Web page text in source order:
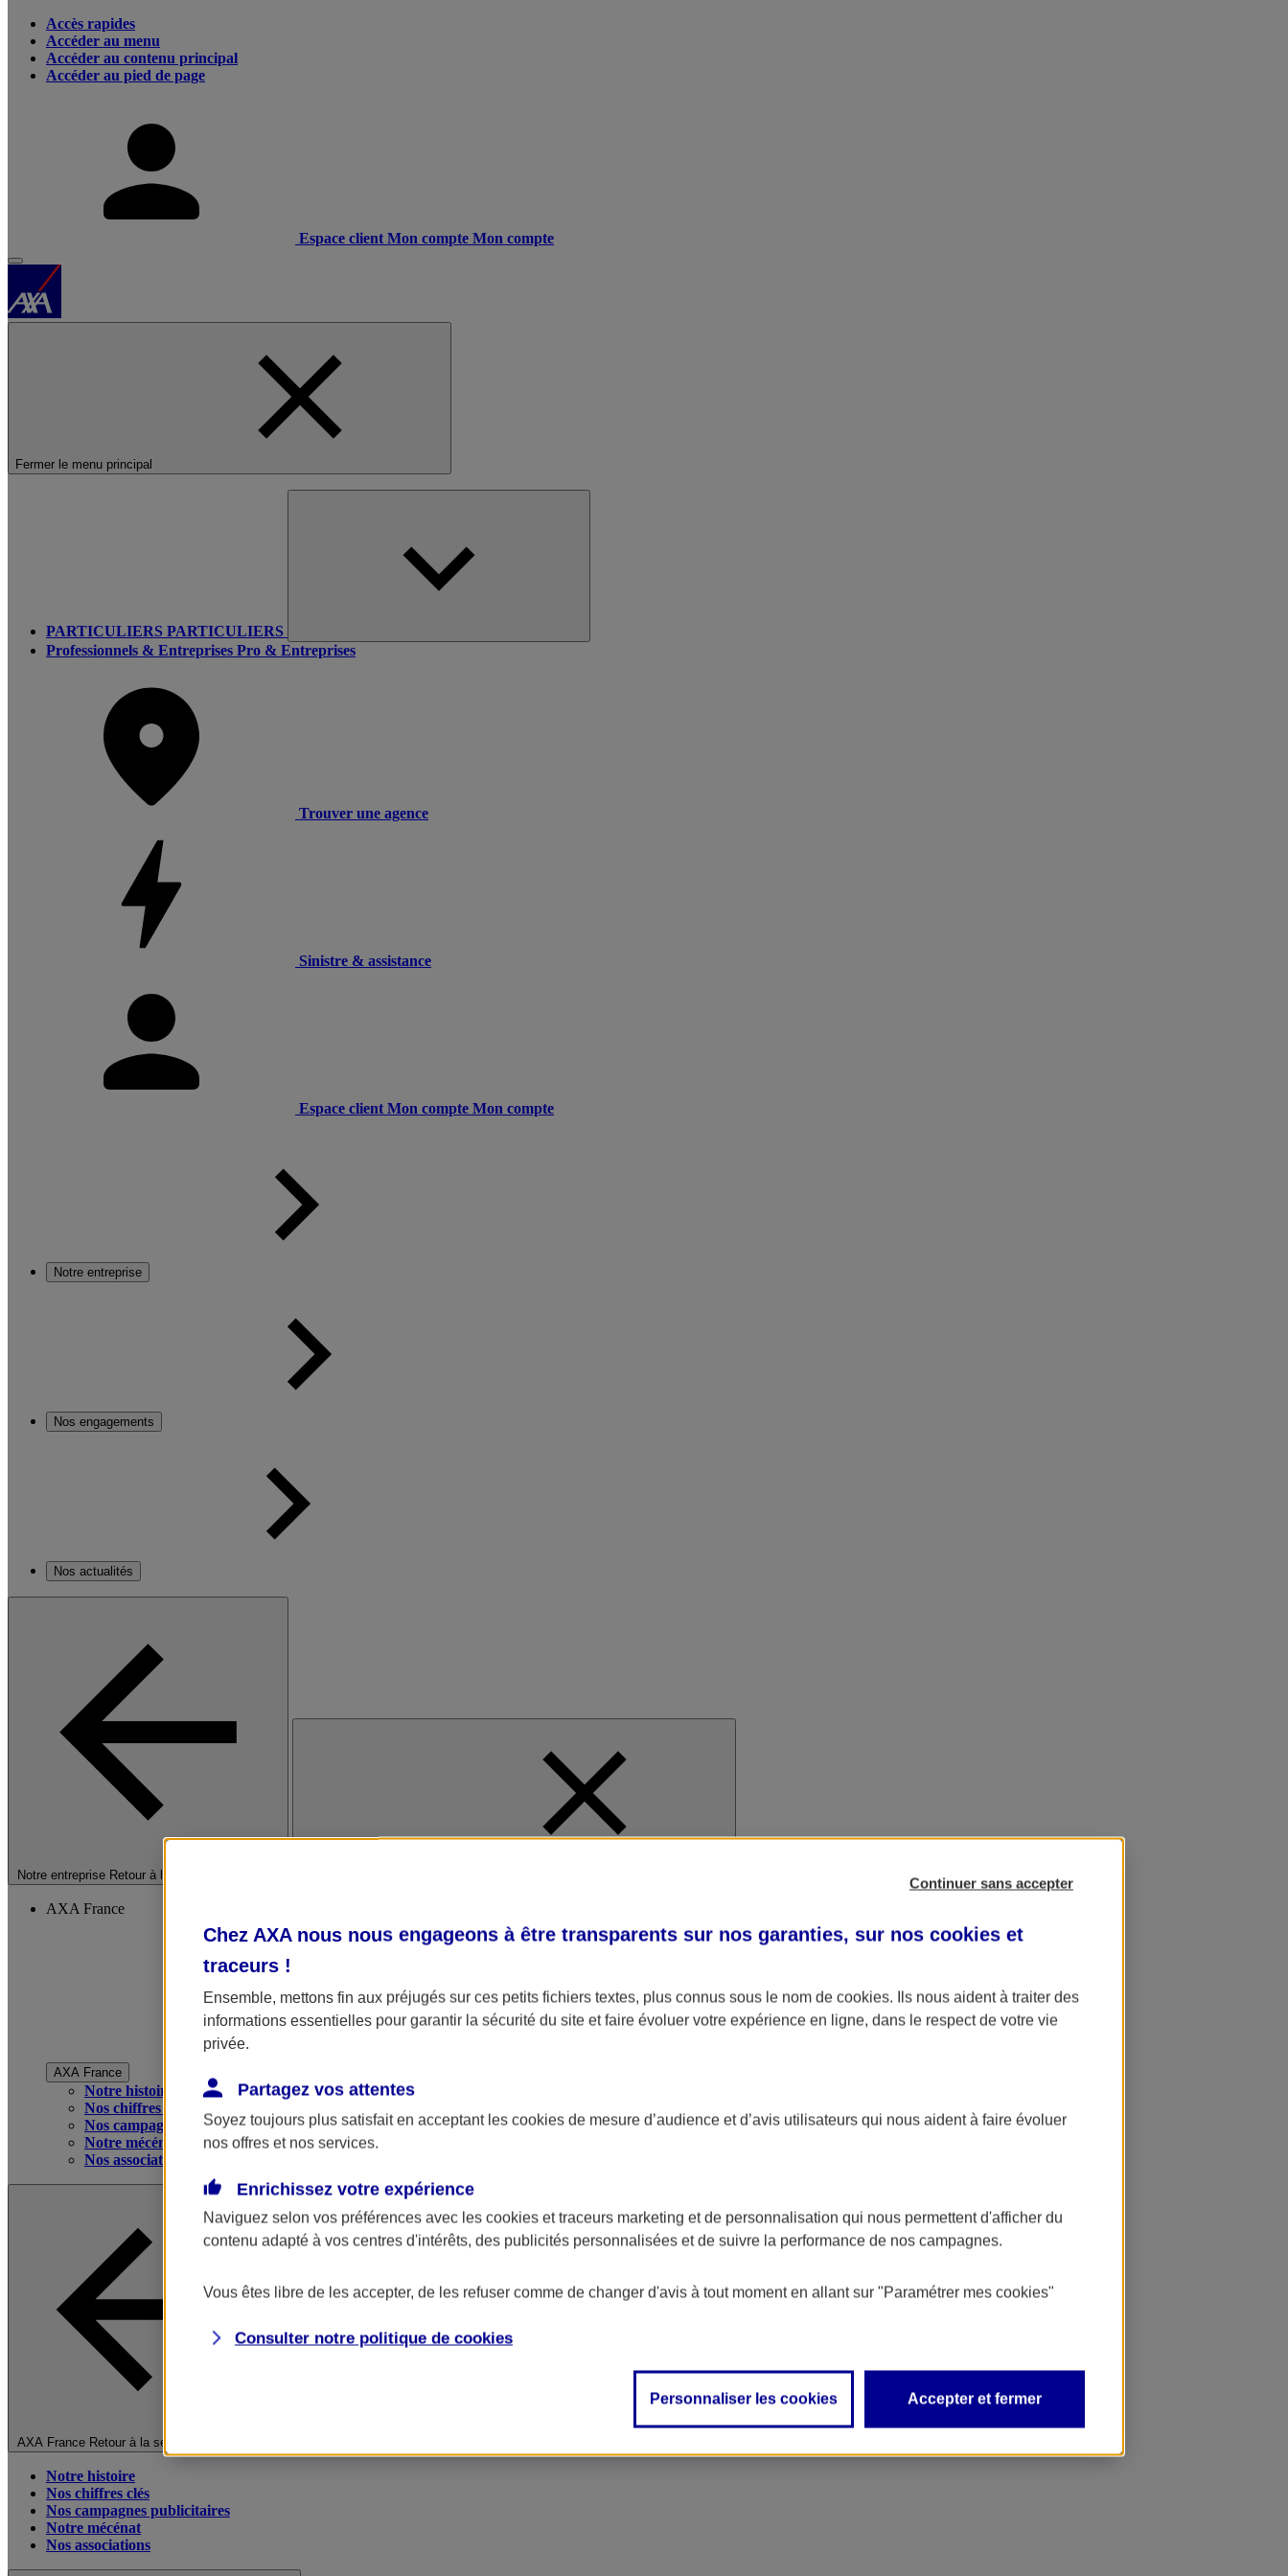
Accès rapides
Accéder au menu
Accéder au contenu principal
Accéder au pied de page
Espace client Mon compte Mon compte
Fermer le menu principal
PARTICULIERS PARTICULIERS
Professionnels & Entreprises Pro & Entreprises
Trouver une agence
Sinistre & assistance
Espace client Mon compte Mon compte
Notre entreprise
Nos engagements
Nos actualités
Notre entreprise Retour à la section précédente
AXA France
AXA France
Notre histoire
Nos chiffres clés
Nos campagnes publicitaires
Notre mécénat
Nos associations
AXA France Retour à la section précédente
Notre histoire
Nos chiffres clés
Nos campagnes publicitaires
Notre mécénat
Nos associations
Continuer sans accepter
Chez AXA nous nous engageons à être transparents sur nos garanties, sur nos cookies et
traceurs !
Ensemble, mettons fin aux préjugés sur ces petits fichiers textes, plus connus sous le nom de cookies. Ils nous aident à traiter des
informations essentielles pour garantir la sécurité du site et faire évoluer votre expérience en ligne, dans le respect de votre vie
privée.
Partagez vos attentes
Soyez toujours plus satisfait en acceptant les cookies de mesure d’audience et d’avis utilisateurs qui nous aident à faire évoluer
nos offres et nos services.
Enrichissez votre expérience
Naviguez selon vos préférences avec les cookies et traceurs marketing et de personnalisation qui nous permettent d'afficher du
contenu adapté à vos centres d'intérêts, des publicités personnalisées et de suivre la performance de nos campagnes.
Vous êtes libre de les accepter, de les refuser comme de changer d'avis à tout moment en allant sur "Paramétrer mes cookies"
Consulter notre politique de cookies
Personnaliser les cookies Accepter et fermer